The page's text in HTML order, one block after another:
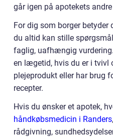
går igen på apotekets
For dig som borger betyder
du altid kan stille
faglig, uafhængig
en lægetid, hvis du er i tvivl
plejeprodukt eller har brug
recepter.
Hvis du ønsker et apotek,
håndkøbsmedicin i Randers
rådgivning,